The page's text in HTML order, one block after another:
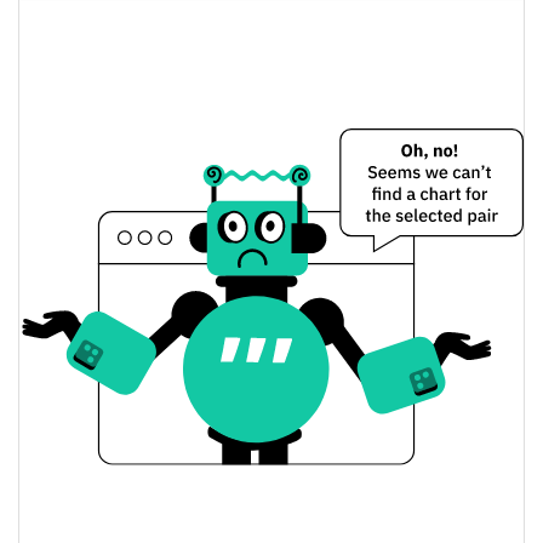
$0.000049661641
Abertura / Fecho de
$0.000049661641 /
$0.000049595768
A mudança de ontem
Volume de ontem $7,121,750
Histórico do preço do Terra Luna Classic